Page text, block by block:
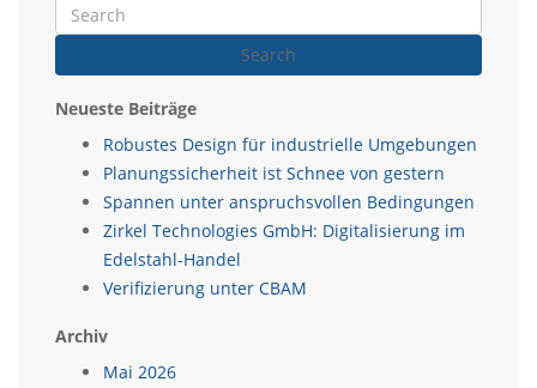
Search
Neueste Beiträge
Robustes Design für industrielle Umgebungen
Planungssicherheit ist Schnee von gestern
Spannen unter anspruchsvollen Bedingungen
Zirkel Technologies GmbH: Digitalisierung im
Edelstahl-Handel
Verifizierung unter CBAM
Archiv
Mai 2026